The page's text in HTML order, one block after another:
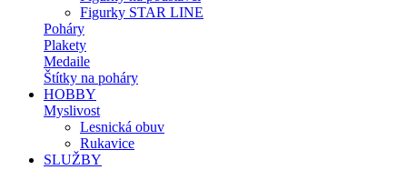
Figurky STAR LINE
Poháry
Plakety
Medaile
Štítky na poháry
HOBBY
Myslivost
Lesnická obuv
Rukavice
SLUŽBY